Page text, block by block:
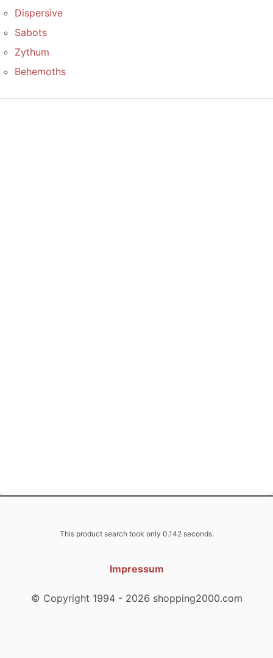
Dispersive
Sabots
Zythum
Behemoths
This product search took only 0.142 seconds.
Impressum
© Copyright 1994 - 2026 shopping2000.com